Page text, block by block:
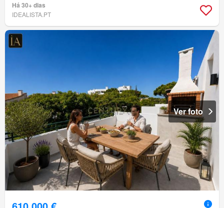
Há 30+ dias
IDEALISTA.PT
Ver foto